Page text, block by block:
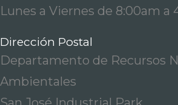
Lunes a Viernes de 8:00am a
Dirección Postal
Departamento de Recursos
Ambientales